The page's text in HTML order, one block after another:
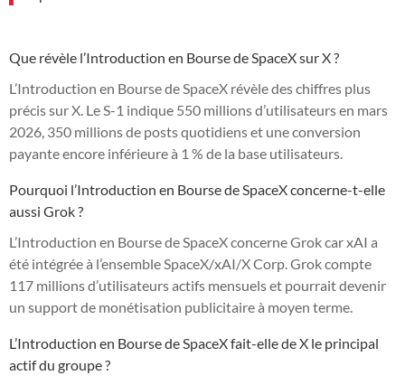
Que révèle l’Introduction en Bourse de SpaceX sur X ?
L’Introduction en Bourse de SpaceX révèle des chiffres plus
précis sur X. Le S-1 indique 550 millions d’utilisateurs en mars
2026, 350 millions de posts quotidiens et une conversion
payante encore inférieure à 1 % de la base utilisateurs.
Pourquoi l’Introduction en Bourse de SpaceX concerne-t-elle
aussi Grok ?
L’Introduction en Bourse de SpaceX concerne Grok car xAI a
été intégrée à l’ensemble SpaceX/xAI/X Corp. Grok compte
117 millions d’utilisateurs actifs mensuels et pourrait devenir
un support de monétisation publicitaire à moyen terme.
L’Introduction en Bourse de SpaceX fait-elle de X le principal
actif du groupe ?